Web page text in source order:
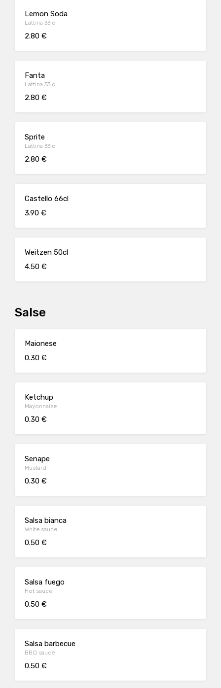
Lemon Soda
Lattina 33 cl
2.80 €
Fanta
Lattina 33 cl
2.80 €
Sprite
Lattina 33 cl
2.80 €
Castello 66cl
3.90 €
Weitzen 50cl
4.50 €
Salse
Maionese
0.30 €
Ketchup
Mayonnaise
0.30 €
Senape
Mustard
0.30 €
Salsa bianca
White sauce
0.50 €
Salsa fuego
Hot sauce
0.50 €
Salsa barbecue
BBQ sauce
0.50 €